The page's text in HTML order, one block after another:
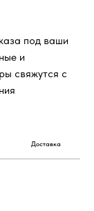
под ваши
и
свяжутся с
Доставка